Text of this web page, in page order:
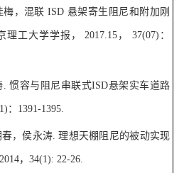
梅，混联 ISD 悬架寄生阻尼和附加刚
理工大学学报，2017.15 ，37(07) ：
. 惯容与阻尼串联式ISD悬架实车道路
： 1391-1395.
，侯永涛.理想天棚阻尼的被动实现
2014， 34(1): 22-26.